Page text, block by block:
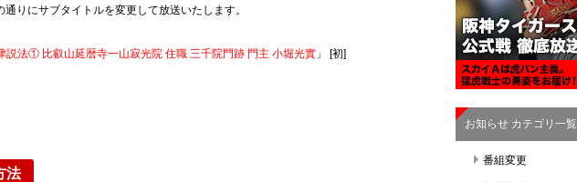
りにサブタイトルを変更して放送いたします。
説法① 比叡山延暦寺一山寂光院 住職 三千院門跡 門主 小堀光實 」 [初]
法
お知らせ カテゴリ一覧
番組変更